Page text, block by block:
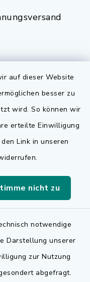
auf dieser Website
besser zu
wird. So können wir
erteilte Einwilligung
Link in unseren
nicht zu
notwendige
Darstellung unserer
zur Nutzung
abgefragt.